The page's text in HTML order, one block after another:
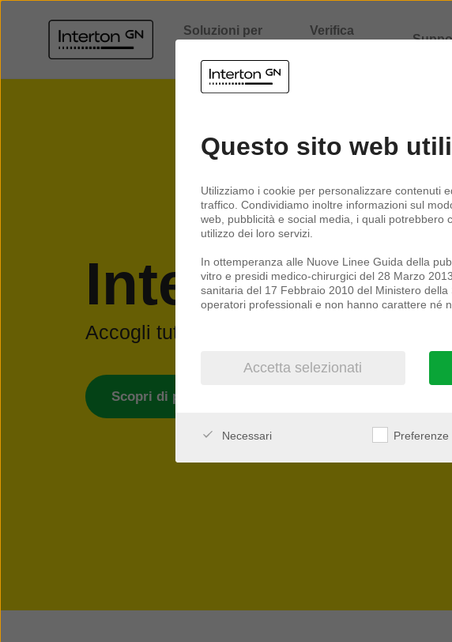
Questo sito web
Utilizziamo i cookie per personalizzare contenuti
traffico. Condividiamo inoltre informazioni sul
web, pubblicità e social media, i quali
utilizzo dei loro servizi.
In ottemperanza alle Nuove Linee Guida della
vitro e presidi medico-chirurgici del 28 Marzo
sanitaria del 17 Febbraio 2010 del Ministero
operatori professionali e non hanno carattere né
Accetta selezionati
Necessari Preferenze
Soluzioni per
Verifica
Interton
Accogli tutti i suoni della vita con Interton
Scopri di più